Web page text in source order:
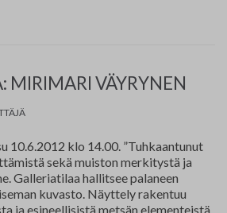
MIRIMARI VÄYRYNEN
10.6.2012 klo 14.00. ”Tuhkaantunut
sekä muiston merkitystä ja
Galleriatilaa hallitsee palaneen
kuvasto. Näyttely rakentuu
ja esineellisistä metsän elementeistä.